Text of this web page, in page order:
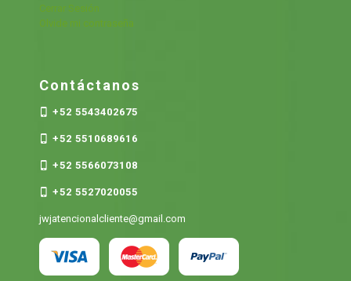
Cerrar Sesión
Olvide mi contraseña
Contáctanos
+52 5543402675
+52 5510689616
+52 5566073108
+52 5527020055
jwjatencionalcliente@gmail.com